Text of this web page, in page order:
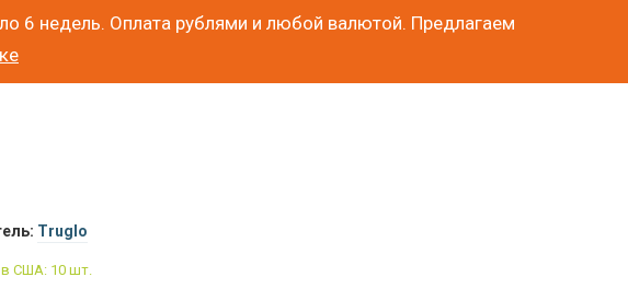
6 недель. Оплата рублями и любой валютой. Предлагаем
Truglo
в США: 10 шт.